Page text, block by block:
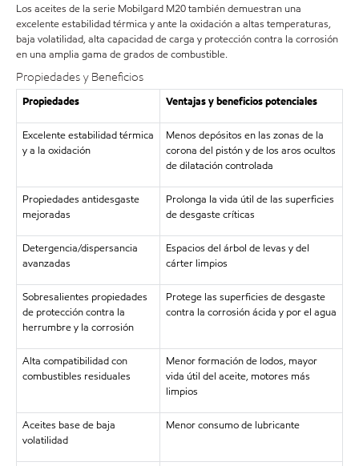
Los aceites de la serie Mobilgard M20 también demuestran una
excelente estabilidad térmica y ante la oxidación a altas temperaturas,
baja volatilidad, alta capacidad de carga y protección contra la corrosión
en una amplia gama de grados de combustible.
Propiedades y Beneficios
Propiedades Ventajas y beneficios potenciales
Excelente estabilidad térmica
y a la oxidación
Menos depósitos en las zonas de la
corona del pistón y de los aros ocultos
de dilatación controlada
Propiedades antidesgaste
mejoradas
Prolonga la vida útil de las superficies
de desgaste críticas
Detergencia/dispersancia
avanzadas
Espacios del árbol de levas y del
cárter limpios
Sobresalientes propiedades
de protección contra la
herrumbre y la corrosión
Protege las superficies de desgaste
contra la corrosión ácida y por el agua
Alta compatibilidad con
combustibles residuales
Menor formación de lodos, mayor
vida útil del aceite, motores más
limpios
Aceites base de baja
volatilidad
Menor consumo de lubricante